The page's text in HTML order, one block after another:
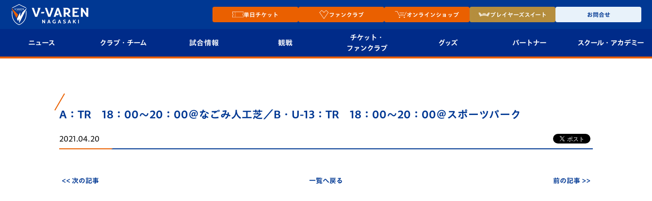
単日チケット ファンクラブ オンラインショップ プレイヤーズスイート お問合せ
ニュース クラブ・チーム
クラブ概要
エンブレム紹介
試合情報
順位表
観戦
チケット・
ファンクラブ
プレイヤーズスイート
グッズ パートナー
法人限定 VIP BOX
スクール・ アカデミー
U-12
A：TR 18：00～20：00＠なごみ人工芝／B・U-13：TR 18：00～20：00＠スポーツパーク
2021.04.20
<< 次の記事 一覧へ戻る 前の記事 >>